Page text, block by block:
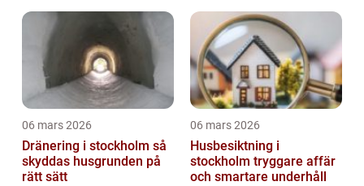
06 mars 2026
Dränering i stockholm så
skyddas husgrunden på
rätt sätt
06 mars 2026
Husbesiktning i
stockholm tryggare affär
och smartare underhåll